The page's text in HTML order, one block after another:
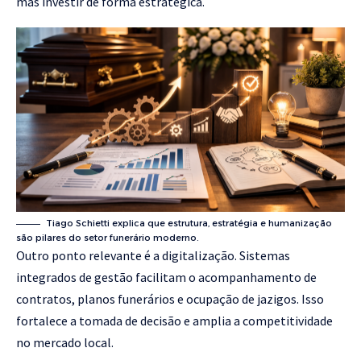
Tiago Schietti explica que estrutura, estratégia e humanização
são pilares do setor funerário moderno.
Outro ponto relevante é a digitalização. Sistemas
integrados de gestão facilitam o acompanhamento de
contratos, planos funerários e ocupação de jazigos. Isso
fortalece a tomada de decisão e amplia a competitividade
no mercado local.